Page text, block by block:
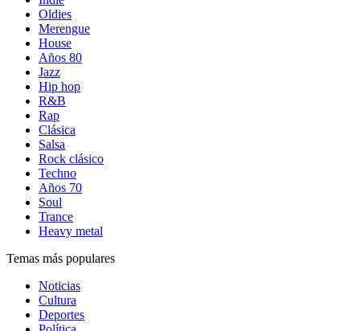
Oldies
Merengue
House
Años 80
Jazz
Hip hop
R&B
Rap
Clásica
Salsa
Rock clásico
Techno
Años 70
Soul
Trance
Heavy metal
Temas más populares
Noticias
Cultura
Deportes